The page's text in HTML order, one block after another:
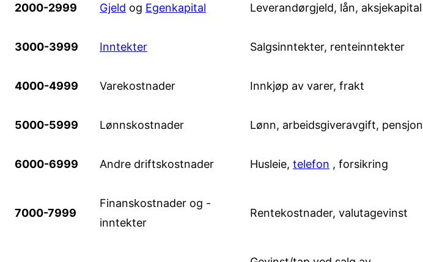
2000-2999 Gjeld og Egenkapital Leverandørgjeld, lån, aksjekapital
3000-3999 Inntekter Salgsinntekter, renteinntekter
4000-4999 Varekostnader Innkjøp av varer, frakt
5000-5999 Lønnskostnader Lønn, arbeidsgiveravgift, pensjon
6000-6999 Andre driftskostnader Husleie, telefon , forsikring
7000-7999
Finanskostnader og -
inntekter
Rentekostnader, valutagevinst